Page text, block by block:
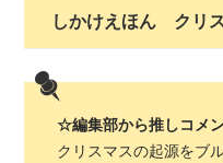
しかけえほん クリ
☆編集部から推しコメ
クリスマスの起源をブ